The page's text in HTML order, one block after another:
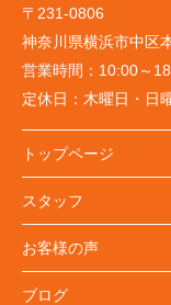
〒231-0806
神奈川県横浜市中区
営業時間： 10:00～
定休日： 木曜日・日
トップページ
スタッフ
お客様の声
ブログ